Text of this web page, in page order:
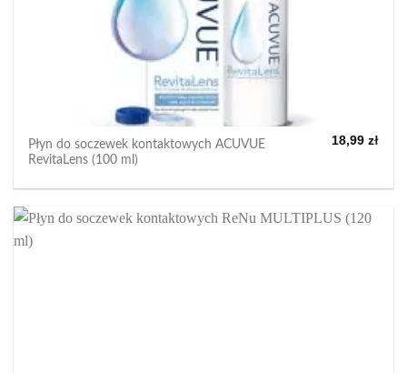
Płyn do soczewek kontaktowych ACUVUE
RevitaLens (100 ml)
18,99 zł